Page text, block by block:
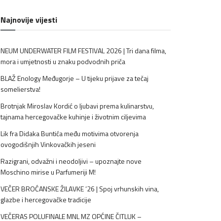
Najnovije vijesti
NEUM UNDERWATER FILM FESTIVAL 2026 | Tri dana filma,
mora i umjetnosti u znaku podvodnih priča
BLAŽ Enology Međugorje – U tijeku prijave za tečaj
somelierstva!
Brotnjak Miroslav Kordić o ljubavi prema kulinarstvu,
tajnama hercegovačke kuhinje i životnim ciljevima
Lik fra Didaka Buntića među motivima otvorenja
ovogodišnjih Vinkovačkih jeseni
Razigrani, odvažni i neodoljivi – upoznajte nove
Moschino mirise u Parfumeriji M!
VEČER BROĆANSKE ŽILAVKE ’26 | Spoj vrhunskih vina,
glazbe i hercegovačke tradicije
VEČERAS POLUFINALE MNL MZ OPĆINE ČITLUK –